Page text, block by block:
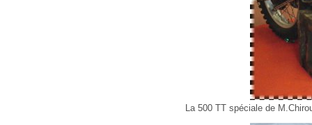
La 500 TT spéciale de